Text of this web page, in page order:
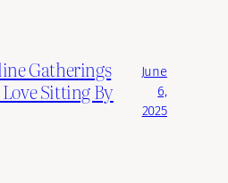
Gatherings
Sitting By
June
6,
2025